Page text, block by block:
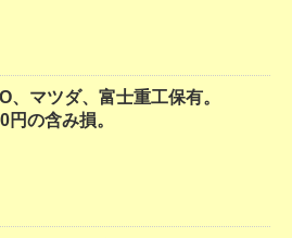
、マツダ、富士重工保有。
円の含み損。